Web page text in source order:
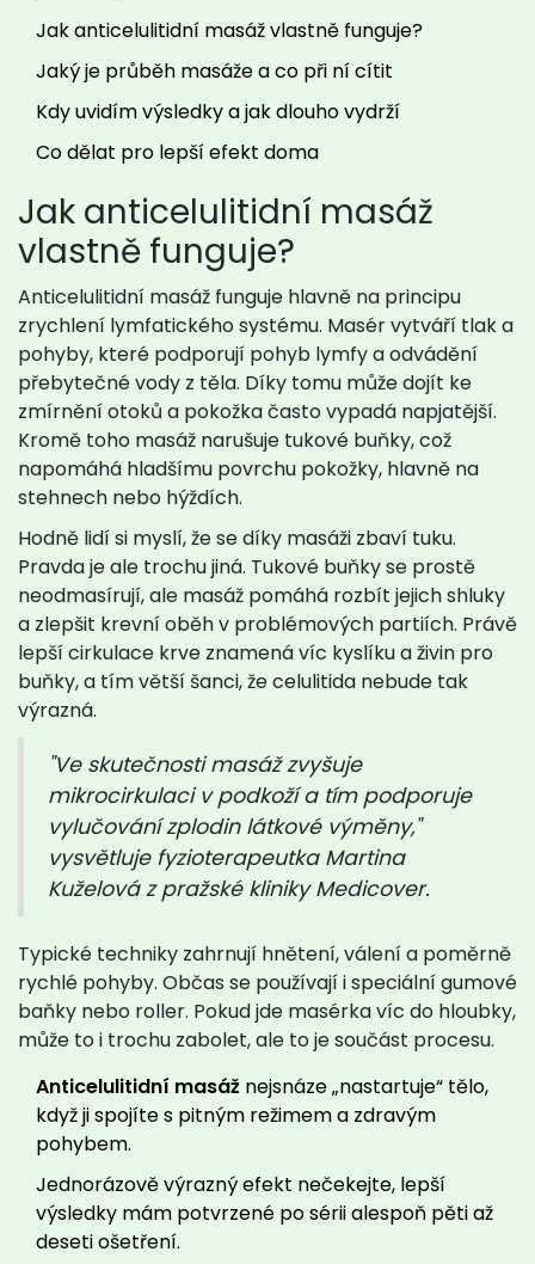
Jak anticelulitidní masáž vlastně funguje?
Jaký je průběh masáže a co při ní cítit
Kdy uvidím výsledky a jak dlouho vydrží
Co dělat pro lepší efekt doma
Jak anticelulitidní masáž
vlastně funguje?
Anticelulitidní masáž funguje hlavně na principu
zrychlení lymfatického systému. Masér vytváří tlak a
pohyby, které podporují pohyb lymfy a odvádění
přebytečné vody z těla. Díky tomu může dojít ke
zmírnění otoků a pokožka často vypadá napjatější.
Kromě toho masáž narušuje tukové buňky, což
napomáhá hladšímu povrchu pokožky, hlavně na
stehnech nebo hýždích.
Hodně lidí si myslí, že se díky masáži zbaví tuku.
Pravda je ale trochu jiná. Tukové buňky se prostě
neodmasírují, ale masáž pomáhá rozbít jejich shluky
a zlepšit krevní oběh v problémových partiích. Právě
lepší cirkulace krve znamená víc kyslíku a živin pro
buňky, a tím větší šanci, že celulitida nebude tak
výrazná.
"Ve skutečnosti masáž zvyšuje
mikrocirkulaci v podkoží a tím podporuje
vylučování zplodin látkové výměny,"
vysvětluje fyzioterapeutka Martina
Kuželová z pražské kliniky Medicover.
Typické techniky zahrnují hnětení, válení a poměrně
rychlé pohyby. Občas se používají i speciální gumové
baňky nebo roller. Pokud jde masérka víc do hloubky,
může to i trochu zabolet, ale to je součást procesu.
Anticelulitidní masáž nejsnáze „nastartuje“ tělo,
když ji spojíte s pitným režimem a zdravým
pohybem.
Jednorázově výrazný efekt nečekejte, lepší
výsledky mám potvrzené po sérii alespoň pěti až
deseti ošetření.